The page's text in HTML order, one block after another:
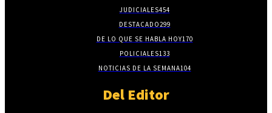
JUDICIALES454
DESTACADO299
DE LO QUE SE HABLA HOY170
POLICIALES133
NOTICIAS DE LA SEMANA104
Del Editor